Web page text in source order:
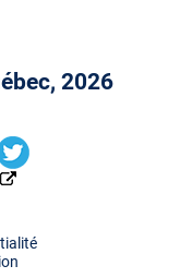
2026